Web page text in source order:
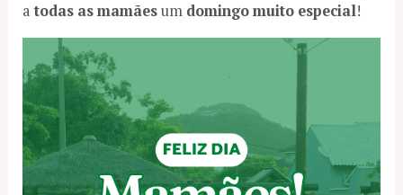
atodas as mamãesum domingo muito especial!